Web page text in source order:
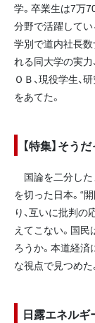
学。卒業生は7万
分野で活躍してい
学別で道内社長
れる同大学の実力
ＯＢ、現役学生、
をあてた。
【特集】そう
国論を二分した
を切った日本。“
り、互いに批判
えてこない。国
ろうか。本道経
な視点で見つめた
日露エネル